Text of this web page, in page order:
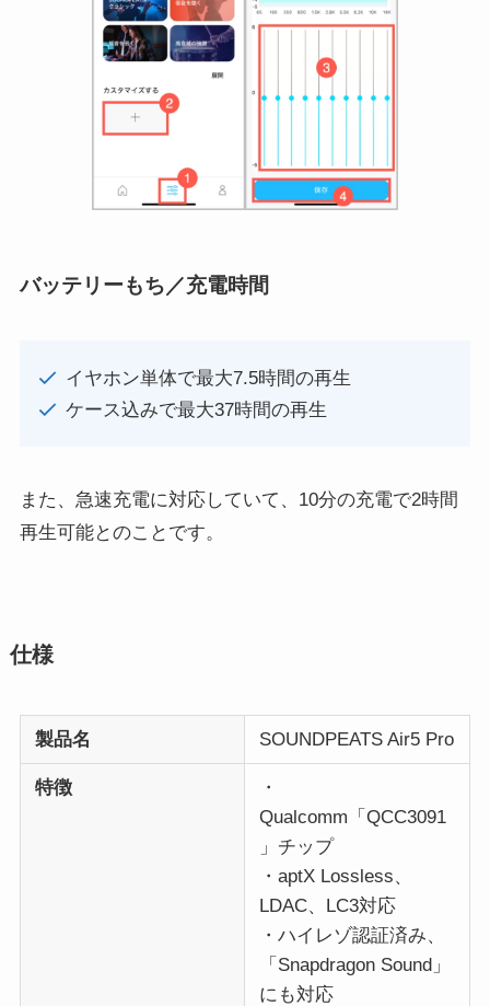
バッテリーもち／充電時間
イヤホン単体で最大7.5時間の再生
ケース込みで最大37時間の再生
また、急速充電に対応していて、10分の充電で2時間
再生可能とのことです。
仕様
製品名 SOUNDPEATS Air5 Pro
特徴
・
Qualcomm「QCC3091
」チップ
・aptX Lossless、
LDAC、LC3対応
・ハイレゾ認証済み、
「Snapdragon Sound」
にも対応